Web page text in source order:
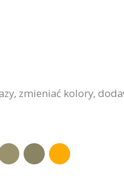
zmieniać kolory,